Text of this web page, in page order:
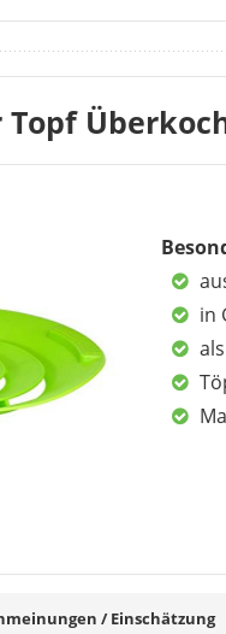
sehr
Flüssigkeit und
als
Das Silikon
dich nicht am
Spritzschutz
in
/ Einschätzung